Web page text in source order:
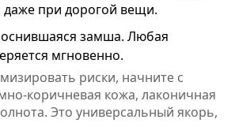
даже при дорогой вещи.
замша. Любая
мгновенно.
риски, начните с
коричневая кожа, лаконичная
Это универсальный якорь,